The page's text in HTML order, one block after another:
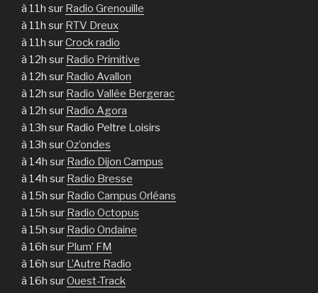
à 11h sur Radio Grenouille
à 11h sur RTV Dreux
à 11h surCrock radio
à 12h sur Radio Primitive
à 12h sur Radio Avallon
à 12h sur Radio Vallée Bergerac
à 12h sur Radio Agora
à 13h sur Radio Peltre Loisirs
à 13h surOz’ondes
à 14h sur Radio Dijon Campus
à 14h sur Radio Bresse
à 15h sur Radio Campus Orléans
à 15h sur Radio Octopus
à 15h sur Radio Ondaine
à 16h sur Plum’ FM
à 16h sur L’Autre Radio
à 16h surOuest-Track